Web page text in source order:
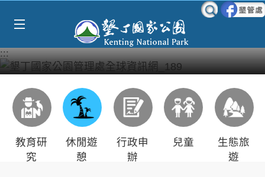
:::
教育研
究
休閒遊
憩
行政申
辦
兒童
生態旅
遊